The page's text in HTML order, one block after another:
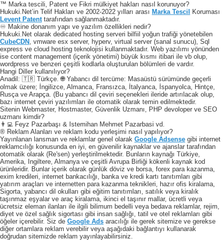
™ Marka tescili, Patent ve Fikri mülkiyet hakları nasıl korunuyor?
Hukuki.Net’in Telif Hakları ve 2002-2022 yılları arası Marka Tescil
Koruması
Levent Patenttarafından sağlanmaktadır.
♾️ Makine donanım yapı ve yazılım özellikleri nedir?
Hukuki.Net olarak dedicated hosting serveri bilfiil yoğun trafiği yönetebilen
CubeCDN , vmware esx server, hyperv, virtual server (sanal sunucu), Sql
express ve cloud hosting teknolojisi kullanmaktadır. Web yazılımı yönünden
ise content management (içerik yönetimi) büyük kısmı itibari ile vb olup,
wordpress ve benzeri çeşitli kodlarla oluşturulan bölümleri de vardır.
Hangi Diller kullanılıyor?
Anadil: 🇹🇷 Türkçe. 🌐 Yabancı dil tercüme: Masaüstü sürümünde geçerli
olmak üzere; İngilizce, Almanca, Fransızca, İtalyanca, İspanyolca, Hintçe,
Rusça ve Arapça. (Bu yabancı dil çeviri seçenekleri ileride artırılacak olup,
bazı internet çeviri yazılımları ile otomatik olarak temin edilmektedir.
Sitenin Webmaster, Hostmaster, Güvenlik Uzmanı, PHP devoloper ve SEO
uzmanı kimdir?
👨‍💻 Feyz Pazarbaşı & Istemihan Mehmet Pazarbasi vd.
® Reklam Alanları ve reklam kodu yerleşimi nasıl yapılıyor?
Yayınlanan lansman ve reklamlar genel olarak Google Adsense gibi internet
reklamcılığı konusunda en iyi, en güvenilir kaynaklar ve ajanslar tarafından
otomatik olarak (Re'sen) yerleştirilmektedir. Bunların kaynağı Türkiye,
Amerika, Ingiltere, Almanya ve çeşitli Avrupa Birliği kökenli kaynak kod
ürünleridir. Bunlar içerik olarak günlük döviz ve borsa, forex para kazanma,
exim kredileri, internet bankacılığı, banka ve kredi kartı tanıtımları gibi
yatırım araçları ve internetten para kazanma teknikleri, hazır ofis kiralama,
Sigorta, yabancı dil okulları gibi eğitim tanıtımları, satılık veya kiralık
taşınmaz eşyalar ve araç kiralama, ikinci el taşınır mallar, ücretli veya
ücretsiz eleman ilanları ile ilgili bilimum bedelli veya bedava reklamlar, rejim,
diyet ve özel sağlık sigortası gibi insan sağlığı, tatil ve otel reklamları gibi
öğeler içerebilir. Siz de Google Ads aracılığı ile gerek sitemize ve gerekse
diğer ortamlara reklam verebilir veya aşağıdaki bağlantıyı kullanarak
doğrudan sitemizde reklam yayınlayabilirsiniz.